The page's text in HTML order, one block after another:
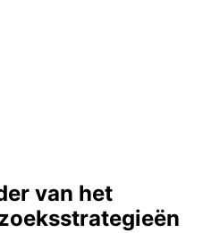
van het